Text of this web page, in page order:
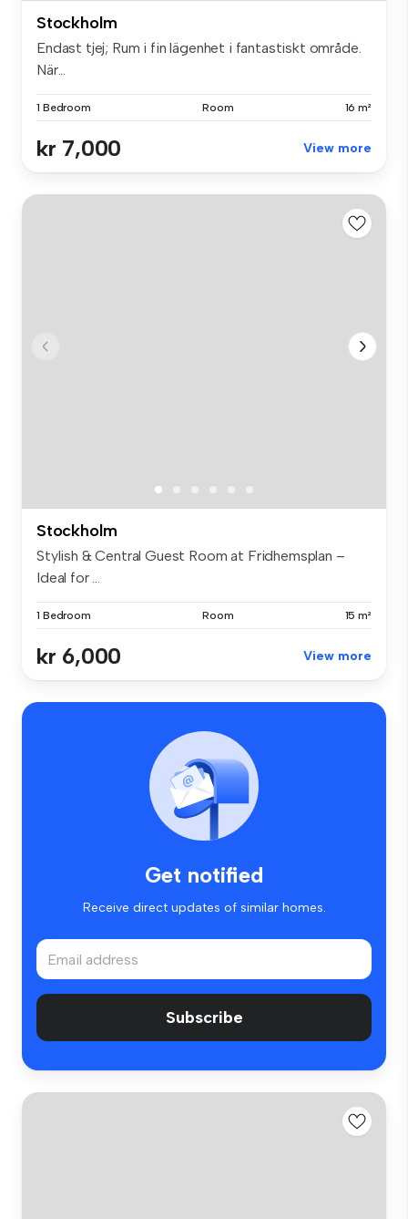
Stockholm
Endast tjej; Rum i fin lägenhet i fantastiskt område.
När...
1 Bedroom Room 16 m²
kr 7,000 View more
Stockholm
Stylish & Central Guest Room at Fridhemsplan –
Ideal for ...
1 Bedroom Room 15 m²
kr 6,000 View more
Get notified
Receive direct updates of similar homes.
Subscribe